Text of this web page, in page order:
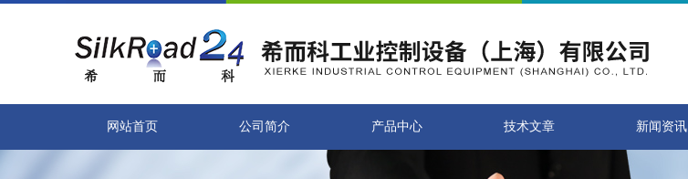
网站首页 公司简介 产品中心 技术文章 新闻资讯